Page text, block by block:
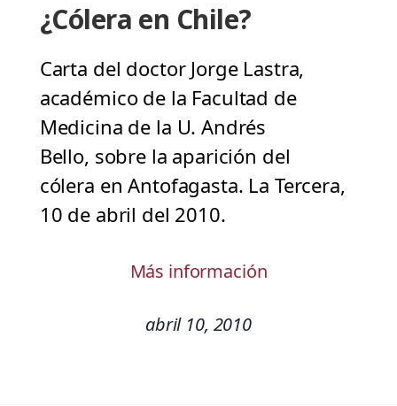
¿Cólera en Chile?
Carta del doctor Jorge Lastra,
académico de la Facultad de
Medicina de la U. Andrés
Bello, sobre la aparición del
cólera en Antofagasta. La Tercera,
10 de abril del 2010.
Más información
abril 10, 2010